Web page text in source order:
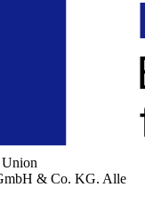
& Co. KG. Alle